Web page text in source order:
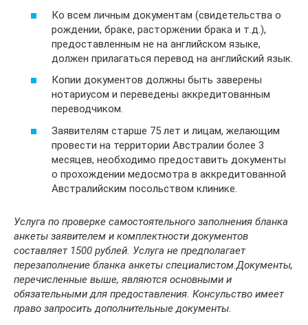
Ко всем личным документам (свидетельства о
рождении, браке, расторжении брака и т.д.),
предоставленным не на английском языке,
должен прилагаться перевод на английский язык.
Копии документов должны быть заверены
нотариусом и переведены аккредитованным
переводчиком.
Заявителям старше 75 лет и лицам, желающим
провести на территории Австралии более 3
месяцев, необходимо предоставить документы
о прохождении медосмотра в аккредитованной
Австралийским посольством клинике.
Услуга по проверке самостоятельного заполнения бланка
анкеты заявителем и комплектности документов
составляет 1500 рублей. Услуга не предполагает
перезаполнение бланка анкеты специалистом.Документы,
перечисленные выше, являются основными и
обязательными для предоставления. Консульство имеет
право запросить дополнительные документы.